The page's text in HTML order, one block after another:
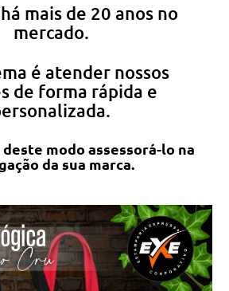
mais de 20 anos no
mercado.
é atender nossos
de forma rápida e
modo assessorá-lo na
da sua marca.